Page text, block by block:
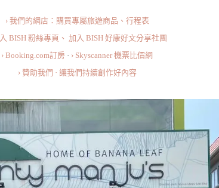
› 我們的網店：購買專屬旅遊商品、行程表
BISH 粉絲專頁、 加入 BISH 好康好文分享社團
› Booking.com訂房 · › Skyscanner 機票比價網
› 贊助我們 · 讓我們持續創作好內容